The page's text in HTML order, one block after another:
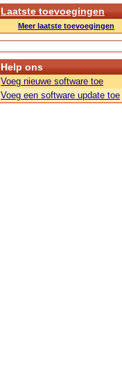
Laatste toevoegingen
Meer laatste toevoegingen
Help ons
Voeg nieuwe software toe
Voeg een software update toe